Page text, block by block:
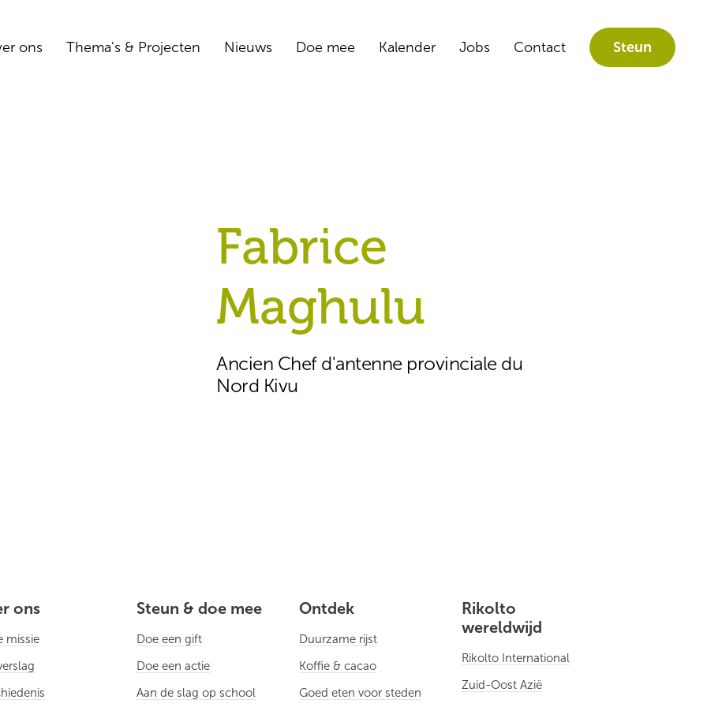
ons Thema's & Projecten Nieuws Doe mee Kalender Jobs Contact Steun
Fabrice
Maghulu
Ancien Chef d'antenne provinciale du
Nord Kivu
ons
missie
Steun & doe mee
Doe een gift
Doe een actie
Aan de slag op school
Ontdek
Duurzame rijst
Koffie & cacao
Goed eten voor steden
Rikolto
wereldwijd
Rikolto International
Zuid-Oost Azië